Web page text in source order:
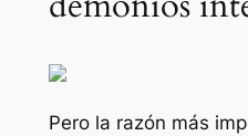
Pero la razón más